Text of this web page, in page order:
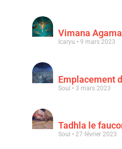
Vimana Agama
Icaryu 9 mars 2023
Soul 3 mars 2023
Soul 27 février 2023